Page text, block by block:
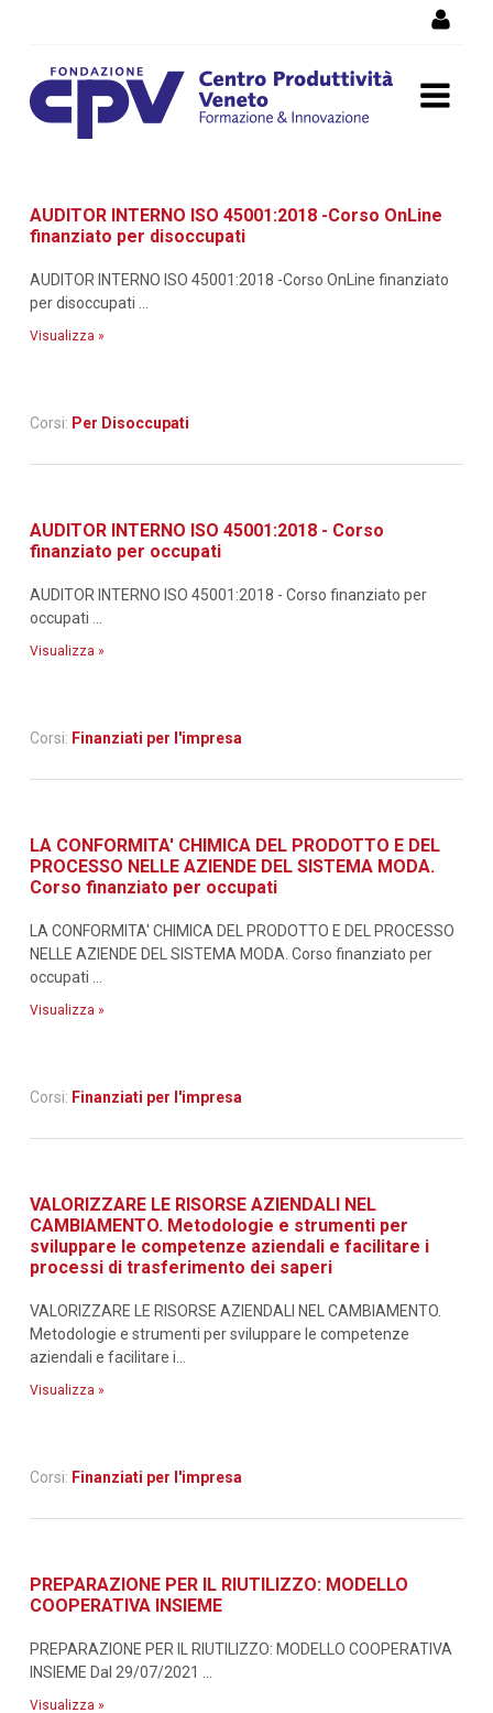
formazione
AUDITOR INTERNO ISO 45001:2018 -Corso OnLine
finanziato per disoccupati
AUDITOR INTERNO ISO 45001:2018 -Corso OnLine finanziato
per disoccupati ...
Visualizza »
Corsi: Per Disoccupati
AUDITOR INTERNO ISO 45001:2018 - Corso
finanziato per occupati
AUDITOR INTERNO ISO 45001:2018 - Corso finanziato per
occupati ...
Visualizza »
Corsi: Finanziati per l'impresa
LA CONFORMITA' CHIMICA DEL PRODOTTO E DEL
PROCESSO NELLE AZIENDE DEL SISTEMA MODA.
Corso finanziato per occupati
LA CONFORMITA' CHIMICA DEL PRODOTTO E DEL PROCESSO
NELLE AZIENDE DEL SISTEMA MODA. Corso finanziato per
occupati ...
Visualizza »
Corsi: Finanziati per l'impresa
VALORIZZARE LE RISORSE AZIENDALI NEL
CAMBIAMENTO. Metodologie e strumenti per
sviluppare le competenze aziendali e facilitare i
processi di trasferimento dei saperi
VALORIZZARE LE RISORSE AZIENDALI NEL CAMBIAMENTO.
Metodologie e strumenti per sviluppare le competenze
aziendali e facilitare i...
Visualizza »
Corsi: Finanziati per l'impresa
PREPARAZIONE PER IL RIUTILIZZO: MODELLO
COOPERATIVA INSIEME
PREPARAZIONE PER IL RIUTILIZZO: MODELLO COOPERATIVA
INSIEME Dal 29/07/2021 ...
Visualizza »